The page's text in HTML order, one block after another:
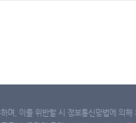
며, 이를 위반할 시 정보통신망법에 의